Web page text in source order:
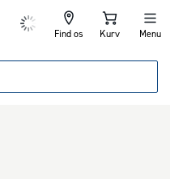
Find os Kurv Menu